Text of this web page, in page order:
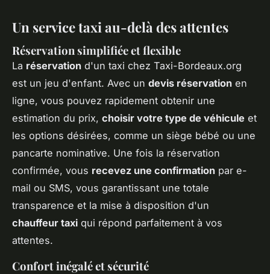
Un service taxi au-delà des attentes
Réservation simplifiée et flexible
La réservation d'un taxi chez Taxi-Bordeaux.org
est un jeu d'enfant. Avec un devis réservation en
ligne, vous pouvez rapidement obtenir une
estimation du prix, choisir votre type de véhicule et
les options désirées, comme un siège bébé ou une
pancarte nominative. Une fois la réservation
confirmée, vous recevez une confirmation par e-
mail ou SMS, vous garantissant une totale
transparence et la mise à disposition d'un
chauffeur taxi qui répond parfaitement à vos
attentes.
Confort inégalé et sécurité